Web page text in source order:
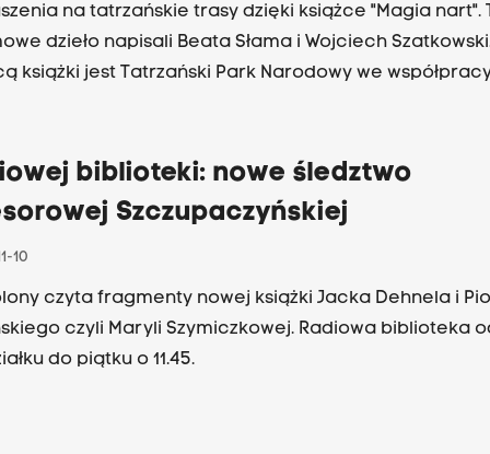
na tatrzańskie trasy dzięki książce "Magia nart".
dzieło napisali Beata Słama i Wojciech
książki jest Tatrzański Park Narodowy we
do piątku o 11.45.
biblioteki: nowe śledztwo
Szczupaczyńskiej
10
czyta fragmenty nowej książki Jacka Dehnela i
czyli Maryli Szymiczkowej. Radiowa biblioteka
do piątku o 11.45.